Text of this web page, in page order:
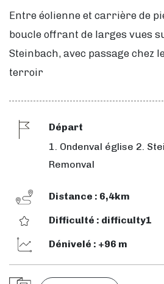
Entre éolienne et carrière de
boucle offrant de larges vues
Steinbach, avec passage chez
terroir
Départ
1. Ondenval église 2.
Remonval
Distance : 6,4km
Difficulté : difficulty1
Dénivelé : +96 m